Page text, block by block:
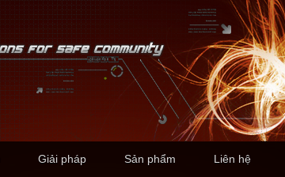
Giải pháp Sản phẩm Liên hệ